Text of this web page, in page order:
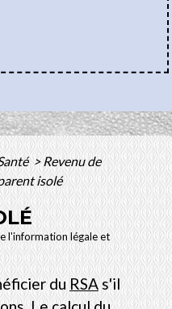
> Revenu de
isolé
l'information légale et
duRSAs'il